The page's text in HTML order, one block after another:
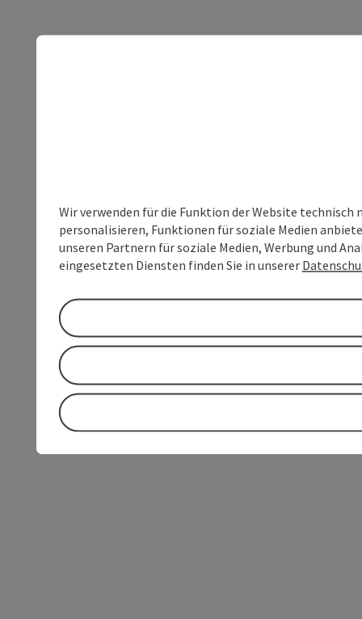
Wir verwenden für die Funktion der Website
personalisieren, Funktionen für soziale Medien
unseren Partnern für soziale Medien, Werbung und
eingesetzten Diensten finden Sie in unserer